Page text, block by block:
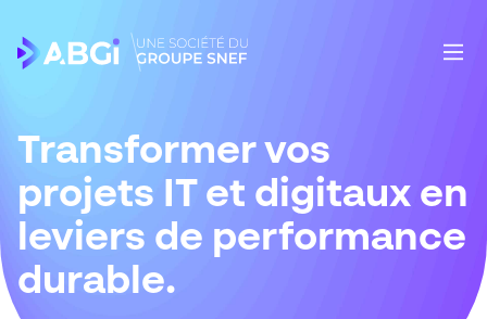
Transformer vos
projets IT et digitaux en
leviers de performance
durable.